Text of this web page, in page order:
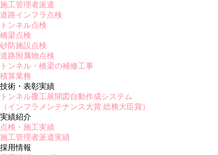
施工管理者派遣
道路インフラ点検
トンネル点検
橋梁点検
砂防施設点検
道路附属物点検
トンネル・橋梁の補修工事
積算業務
技術・表彰実績
トンネル覆工展開図自動作成システム
（インフラメンテナンス大賞 総務大臣賞）
実績紹介
点検・施工実績
施工管理者派遣実績
採用情報